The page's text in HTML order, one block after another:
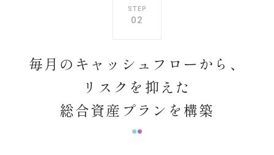
STEP
02
毎月のキャッシュフローから、
リスクを抑えた
総合資産プランを構築